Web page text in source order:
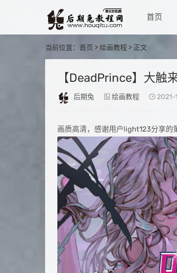
首页
当前位置： 首页 >绘画教程 > 正文
【DeadPrince】大触
后期兔 绘画教程 2021-
画质高清，感谢用户light123分享的